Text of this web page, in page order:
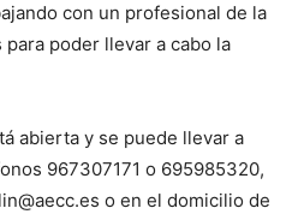
con un profesional de la
poder llevar a cabo la
abierta y se puede llevar a
967307171 o 695985320,
o en el domicilio de